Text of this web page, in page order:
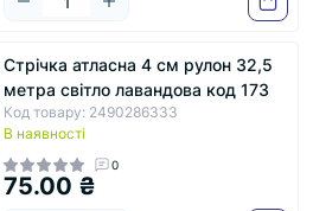
Стрічка атласна 4 см рулон 32,5
метра світло лавандова код 173
Код товару: 2490286333
В наявності
0
75.00 ₴